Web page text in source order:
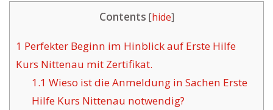
Contents [hide]
1 Perfekter Beginn im Hinblick auf Erste Hilfe
Kurs Nittenau mit Zertifikat.
1.1 Wieso ist die Anmeldung in Sachen Erste
Hilfe Kurs Nittenau notwendig?